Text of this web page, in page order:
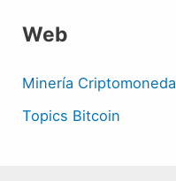
Web
Minería Criptomoneda
Topics Bitcoin